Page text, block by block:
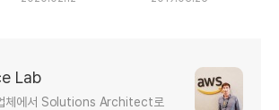
Lab
체에서 Solutions Architect로